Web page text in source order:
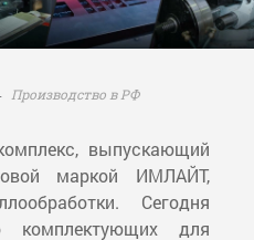
Производство в РФ
выпускающий
маркой ИМЛАЙТ,
Сегодня
комплектующих для